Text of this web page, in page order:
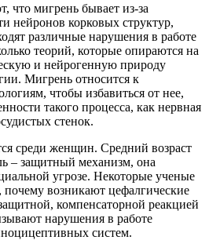
что мигрень бывает из-за
нейронов корковых структур,
различные нарушения в работе
теорий, которые опираются на
и нейрогенную природу
Мигрень относится к
чтобы избавиться от нее,
такого процесса, как нервная
стенок.
среди женщин. Средний возраст
– защитный механизм, она
угрозе. Некоторые ученые
возникают цефалгические
компенсаторной реакцией
нарушения в работе
систем.